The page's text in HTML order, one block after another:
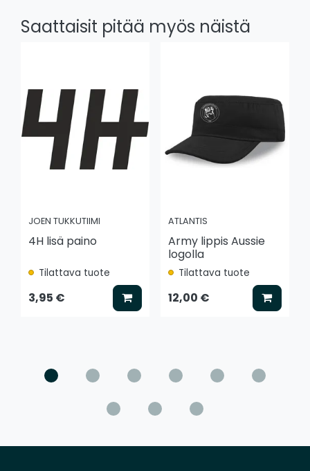
Saattaisit pitää myös näistä
JOEN TUKKUTIIMI
4H lisä paino
Tilattava tuote
3,95 € Lisää koriin
ATLANTIS
Army lippis Aussie
logolla
Tilattava tuote
12,00 € Lisää